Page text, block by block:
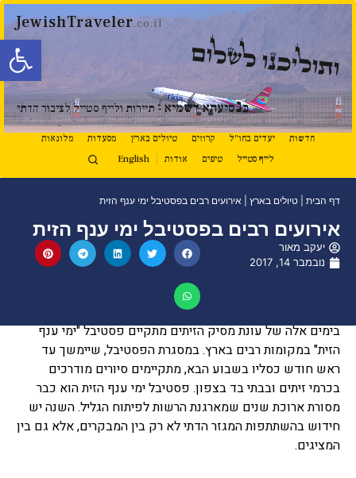
פתח
JewishTraveler.co.il
ותוליכנו לשלום
בנסיעתא דשמיא - תיירות ולייף סטייל לציבור הדתי
חדשות יעדים בחו"ל קרוזים טיולים בארץ מסעדות
מלונאות
לייף סטייל
טיפים אודות English
דף הבית טיולים בארץ אירועים רבים בפסטיבל ימי ענף הזית
אירועים רבים בפסטיבל ימי ענף הזית
יעקב מאור
נובמבר 14, 2017
בימים אלה של עונת מסיק הזיתים מתקיים פסטיבל "ימי ענף
הזית" במקומות רבים בארץ. במסגרת הפסטיבל, שיימשך עד
ראש חודש כסליו בשבוע הבא, מתקיימים סיורים מודרכים
בכרמי זיתים ובבתי בד בצפון. פסטיבל ימי ענף הזית הוא כבר
מסורת ארוכת שנים שמארגנת הרשות לפיתוח הגליל. השנה יש
חידוש בהשתתפות המגזר הדתי לא רק בין המבקרים, אלא גם בין
המציגים.